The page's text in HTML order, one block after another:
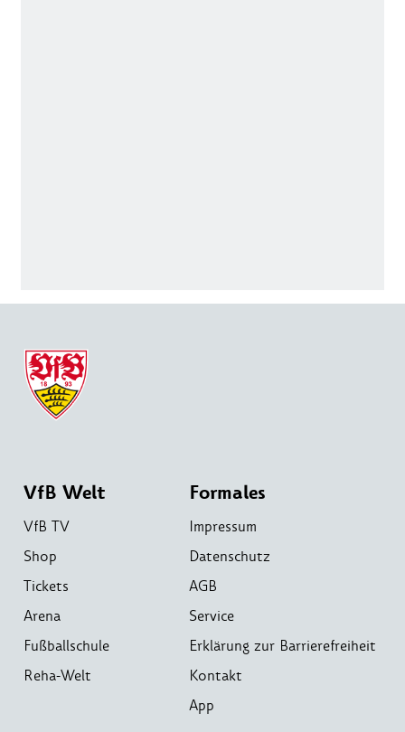
VfB Welt
VfB TV
Shop
Tickets
Arena
Fußballschule
Reha-Welt
Formales
Impressum
Datenschutz
AGB
Service
Erklärung zur Barrierefreiheit
Kontakt
App